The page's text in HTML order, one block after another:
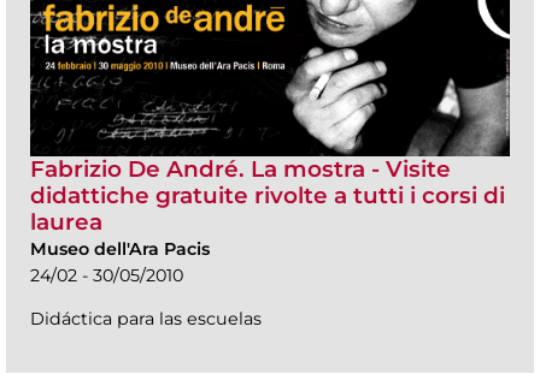
Fabrizio De André. La mostra - Visite
didattiche gratuite rivolte a tutti i corsi di
laurea
Museo dell'Ara Pacis
24/02 - 30/05/2010
Didáctica para las escuelas